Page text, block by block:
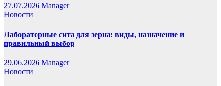
27.07.2026 Manager
Новости
Лабораторные сита для зерна: виды, назначение и
правильный выбор
29.06.2026 Manager
Новости